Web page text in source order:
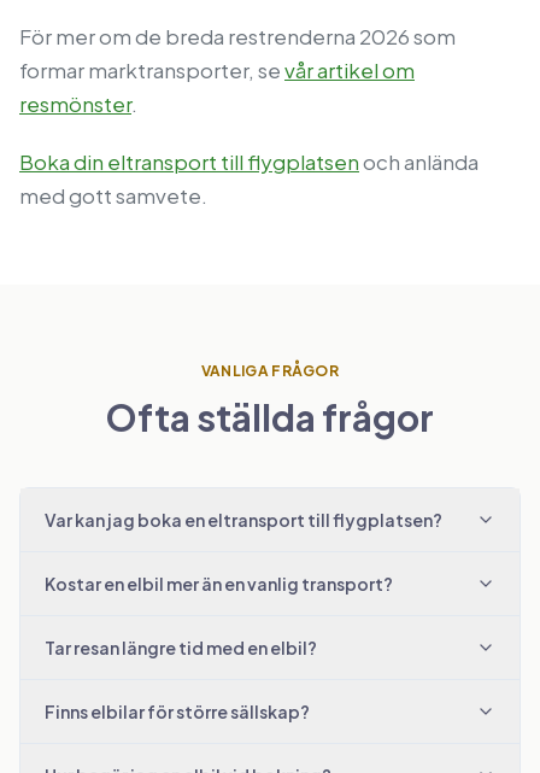
För mer om de breda restrenderna 2026 som
formar marktransporter, sevår artikel om
resmönster.
Boka din eltransport till flygplatsenoch anlända
med gott samvete.
VANLIGA FRÅGOR
Ofta ställda frågor
Var kan jag boka en eltransport till flygplatsen?
Kostar en elbil mer än en vanlig transport?
Tar resan längre tid med en elbil?
Finns elbilar för större sällskap?